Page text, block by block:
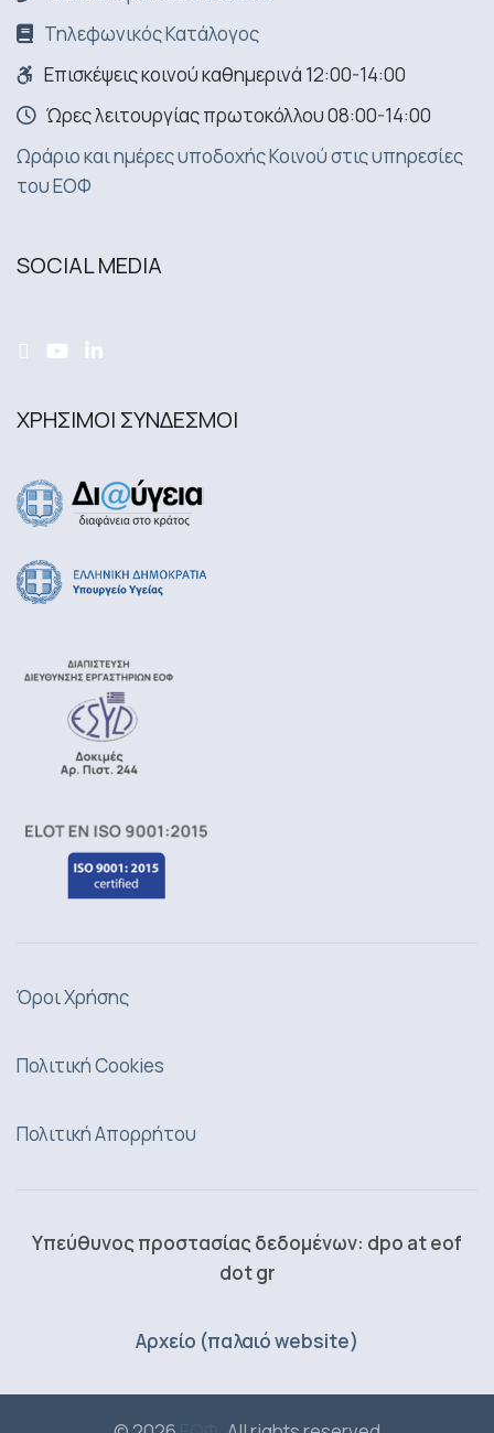
Τηλεφωνικός Κατάλογος
Επισκέψεις κοινού καθημερινά 12:00-14:00
Ώρες λειτουργίας πρωτοκόλλου 08:00-14:00
Ωράριο και ημέρες υποδοχής Κοινού στις υπηρεσίες
του ΕΟΦ
SOCIAL MEDIA
ΧΡΗΣΙΜΟΙ ΣΥΝΔΕΣΜΟΙ
Όροι Χρήσης
Πολιτική Cookies
Πολιτική Απορρήτου
Υπεύθυνος προστασίας δεδομένων: dpo at eof
dot gr
Αρχείο (παλαιό website)